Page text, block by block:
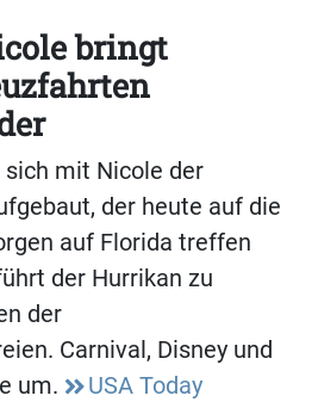
bringt
mit Nicole der
der heute auf die
auf Florida treffen
der Hurrikan zu
der
Carnival, Disney und
um.
USA Today